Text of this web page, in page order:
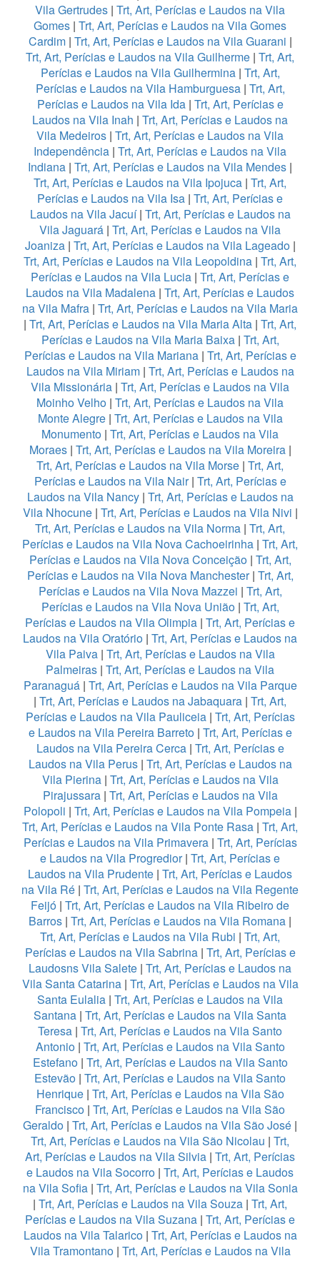
Vila Gertrudes | Trt, Art, Perícias e Laudos na Vila
Gomes | Trt, Art, Perícias e Laudos na Vila Gomes
Cardim| Trt, Art, Perícias e Laudos na Vila Guarani |
Trt, Art, Perícias e Laudos na Vila Guilherme | Trt, Art,
Perícias e Laudos na Vila Guilhermina| Trt, Art,
Perícias e Laudos na Vila Hamburguesa| Trt, Art,
Perícias e Laudos na Vila Ida| Trt, Art, Perícias e
Laudos na Vila Inah | Trt, Art, Perícias e Laudos na
Vila Medeiros | Trt, Art, Perícias e Laudos na Vila
Independência | Trt, Art, Perícias e Laudos na Vila
Indiana | Trt, Art, Perícias e Laudos na Vila Mendes |
Trt, Art, Perícias e Laudos na Vila Ipojuca | Trt, Art,
Perícias e Laudos na Vila Isa | Trt, Art, Perícias e
Laudos na Vila Jacuí| Trt, Art, Perícias e Laudos na
Vila Jaguará | Trt, Art, Perícias e Laudos na Vila
Joaniza| Trt, Art, Perícias e Laudos na Vila Lageado|
Trt, Art, Perícias e Laudos na Vila Leopoldina | Trt, Art,
Perícias e Laudos na Vila Lucia | Trt, Art, Perícias e
Laudos na Vila Madalena | Trt, Art, Perícias e Laudos
na Vila Mafra | Trt, Art, Perícias e Laudos na Vila Maria
| Trt, Art, Perícias e Laudos na Vila Maria Alta | Trt, Art,
Perícias e Laudos na Vila Maria Baixa| Trt, Art,
Perícias e Laudos na Vila Mariana| Trt, Art, Perícias e
Laudos na Vila Miriam| Trt, Art, Perícias e Laudos na
Vila Missionária | Trt, Art, Perícias e Laudos na Vila
Moinho Velho | Trt, Art, Perícias e Laudos na Vila
Monte Alegre| Trt, Art, Perícias e Laudos na Vila
Monumento | Trt, Art, Perícias e Laudos na Vila
Moraes| Trt, Art, Perícias e Laudos na Vila Moreira|
Trt, Art, Perícias e Laudos na Vila Morse | Trt, Art,
Perícias e Laudos na Vila Nair| Trt, Art, Perícias e
Laudos na Vila Nancy| Trt, Art, Perícias e Laudos na
Vila Nhocune| Trt, Art, Perícias e Laudos na Vila Nivi |
Trt, Art, Perícias e Laudos na Vila Norma | Trt, Art,
Perícias e Laudos na Vila Nova Cachoeirinha | Trt, Art,
Perícias e Laudos na Vila Nova Conceição| Trt, Art,
Perícias e Laudos na Vila Nova Manchester| Trt, Art,
Perícias e Laudos na Vila Nova Mazzei | Trt, Art,
Perícias e Laudos na Vila Nova União| Trt, Art,
Perícias e Laudos na Vila Olimpia | Trt, Art, Perícias e
Laudos na Vila Oratório | Trt, Art, Perícias e Laudos na
Vila Paiva| Trt, Art, Perícias e Laudos na Vila
Palmeiras | Trt, Art, Perícias e Laudos na Vila
Paranaguá| Trt, Art, Perícias e Laudos na Vila Parque
| Trt, Art, Perícias e Laudos na Jabaquara | Trt, Art,
Perícias e Laudos na Vila Pauliceia| Trt, Art, Perícias
e Laudos na Vila Pereira Barreto| Trt, Art, Perícias e
Laudos na Vila Pereira Cerca| Trt, Art, Perícias e
Laudos na Vila Perus| Trt, Art, Perícias e Laudos na
Vila Pierina| Trt, Art, Perícias e Laudos na Vila
Pirajussara| Trt, Art, Perícias e Laudos na Vila
Polopoli | Trt, Art, Perícias e Laudos na Vila Pompeia|
Trt, Art, Perícias e Laudos na Vila Ponte Rasa | Trt, Art,
Perícias e Laudos na Vila Primavera| Trt, Art, Perícias
e Laudos na Vila Progredior| Trt, Art, Perícias e
Laudos na Vila Prudente | Trt, Art, Perícias e Laudos
na Vila Ré | Trt, Art, Perícias e Laudos na Vila Regente
Feijó | Trt, Art, Perícias e Laudos na Vila Ribeiro de
Barros | Trt, Art, Perícias e Laudos na Vila Romana |
Trt, Art, Perícias e Laudos na Vila Rubi | Trt, Art,
Perícias e Laudos na Vila Sabrina| Trt, Art, Perícias e
Laudosns Vila Salete | Trt, Art, Perícias e Laudos na
Vila Santa Catarina| Trt, Art, Perícias e Laudos na Vila
Santa Eulalia | Trt, Art, Perícias e Laudos na Vila
Santana | Trt, Art, Perícias e Laudos na Vila Santa
Teresa | Trt, Art, Perícias e Laudos na Vila Santo
Antonio| Trt, Art, Perícias e Laudos na Vila Santo
Estefano| Trt, Art, Perícias e Laudos na Vila Santo
Estevão | Trt, Art, Perícias e Laudos na Vila Santo
Henrique| Trt, Art, Perícias e Laudos na Vila São
Francisco | Trt, Art, Perícias e Laudos na Vila São
Geraldo | Trt, Art, Perícias e Laudos na Vila São José |
Trt, Art, Perícias e Laudos na Vila São Nicolau | Trt,
Art, Perícias e Laudos na Vila Silvia | Trt, Art, Perícias
e Laudos na Vila Socorro | Trt, Art, Perícias e Laudos
na Vila Sofia| Trt, Art, Perícias e Laudos na Vila Sonia
| Trt, Art, Perícias e Laudos na Vila Souza | Trt, Art,
Perícias e Laudos na Vila Suzana | Trt, Art, Perícias e
Laudos na Vila Talarico| Trt, Art, Perícias e Laudos na
Vila Tramontano| Trt, Art, Perícias e Laudos na Vila